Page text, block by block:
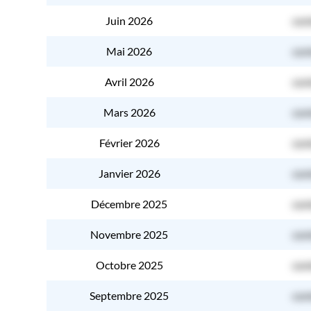
Juin 2026
Mai 2026
Avril 2026
Mars 2026
Février 2026
Janvier 2026
Décembre 2025
Novembre 2025
Octobre 2025
Septembre 2025